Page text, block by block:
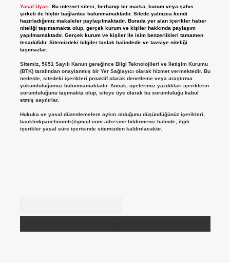
Yasal Uyarı: Bu internet sitesi, herhangi bir marka, kurum veya şahıs
şirketi ile hiçbir bağlantısı bulunmamaktadır. Sitede yalnızca kendi
hazırladığımız makaleler paylaşılmaktadır. Burada yer alan içerikler haber
niteliği taşımamakta olup, gerçek kurum ve kişiler hakkında paylaşım
yapılmamaktadır. Gerçek kurum ve kişiler ile isim benzerlikleri tamamen
tesadüfidir. Sitemizdeki bilgiler taslak halindedir ve tavsiye niteliği
taşımazlar.
Sitemiz, 5651 Sayılı Kanun gereğince Bilgi Teknolojileri ve İletişim Kurumu
(BTK) tarafından onaylanmış bir Yer Sağlayıcı olarak hizmet vermektedir. Bu
nedenle, sitedeki içerikleri proaktif olarak denetleme veya araştırma
yükümlülüğümüz bulunmamaktadır. Ancak, üyelerimiz yazdıkları içeriklerin
sorumluluğunu taşımakta olup, siteye üye olarak bu sorumluluğu kabul
etmiş sayılırlar.
Hukuka ve yasal düzenlemelere aykırı olduğunu düşündüğünüz içerikleri,
backlinkpanelicomtr@gmail.comadresine bildirmeniz halinde, ilgili
içerikler yasal süre içerisinde sitemizden kaldırılacaktır.